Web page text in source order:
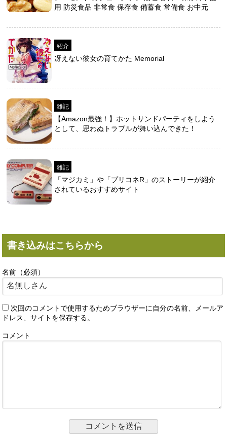
用 防災食品 非常食 保存食 備蓄食 常備食 お中元
紹介
冴えない彼女の育てかた Memorial
雑記
【Amazon最強！】ホットサンドパーティをしよう
として、思わぬトラブルが舞い込んできた！
雑記
「マジカミ」や「プリコネR」のストーリーが紹介
されているおすすめサイト
書き込みはこちらから
名前（必須）
次回のコメントで使用するためブラウザーに自分の名前、メールア
ドレス、サイトを保存する。
コメント